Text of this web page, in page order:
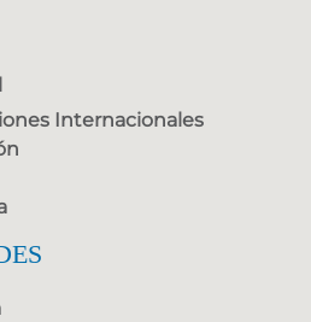
Internacionales